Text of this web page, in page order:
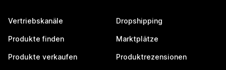
Vertriebskanäle
Produkte finden
Produkte verkaufen
Dropshipping
Marktplätze
Produktrezensionen